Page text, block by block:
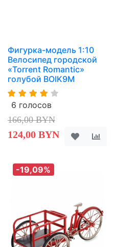
Фигурка-модель 1:10
Велосипед городской
«Torrent Romantic»
голубой BOIK9M
6 голосов
166,00 BYN
124,00 BYN
-19,09%